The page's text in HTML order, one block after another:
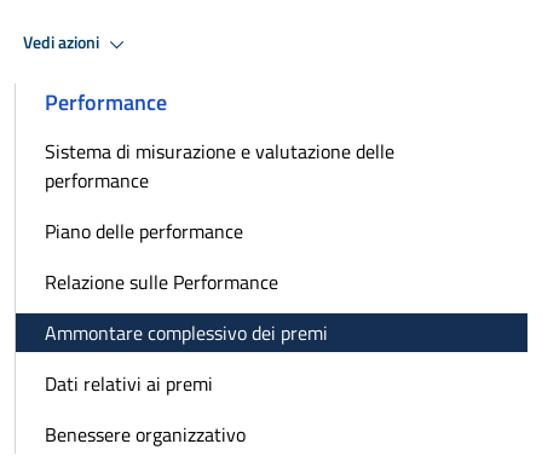
Vedi azioni
Performance
Sistema di misurazione e valutazione delle
performance
Piano delle performance
Relazione sulle Performance
Ammontare complessivo dei premi
Dati relativi ai premi
Benessere organizzativo